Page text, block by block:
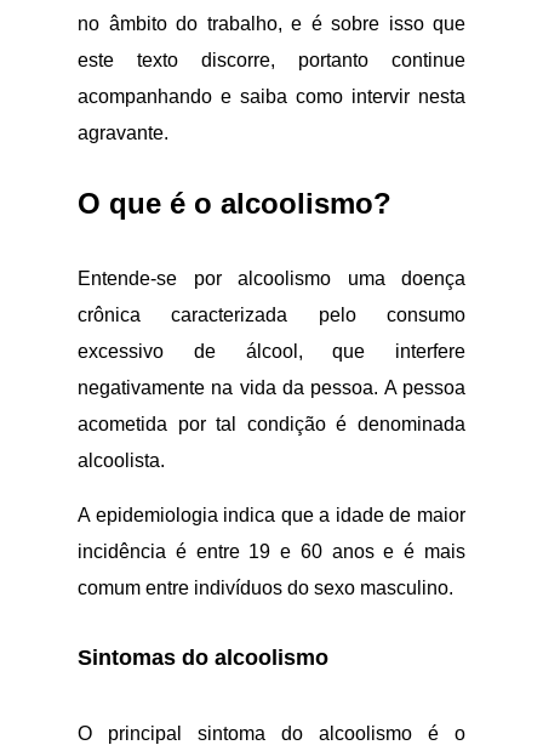
no âmbito do trabalho, e é sobre isso que
este texto discorre, portanto continue
acompanhando e saiba como intervir nesta
agravante.
O que é o alcoolismo?
Entende-se por alcoolismo uma doença
crônica caracterizada pelo consumo
excessivo de álcool, que interfere
negativamente na vida da pessoa. A pessoa
acometida por tal condição é denominada
alcoolista.
A epidemiologia indica que a idade de maior
incidência é entre 19 e 60 anos e é mais
comum entre indivíduos do sexo masculino.
Sintomas do alcoolismo
O principal sintoma do alcoolismo é o